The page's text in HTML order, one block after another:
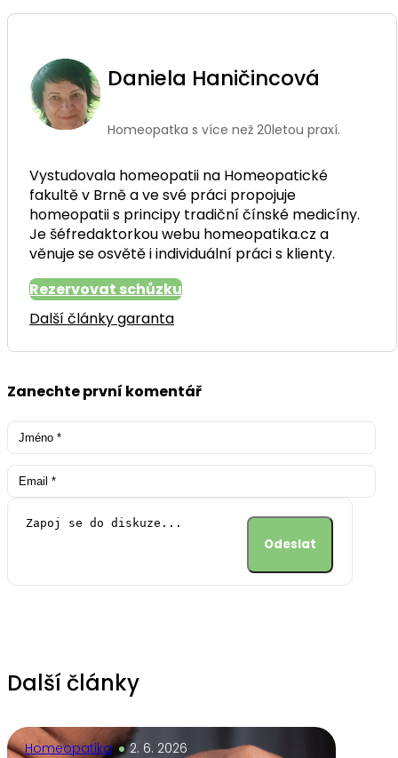
Daniela Haničincová
Homeopatka s více než 20letou praxí.
Vystudovala homeopatii na Homeopatické
fakultě v Brně a ve své práci propojuje
homeopatii s principy tradiční čínské medicíny.
Je šéfredaktorkou webu homeopatika.cz a
věnuje se osvětě i individuální práci s klienty.
Rezervovat schůzku
Další články garanta
Zanechte první komentář
Další články
Homeopatika 2. 6. 2026